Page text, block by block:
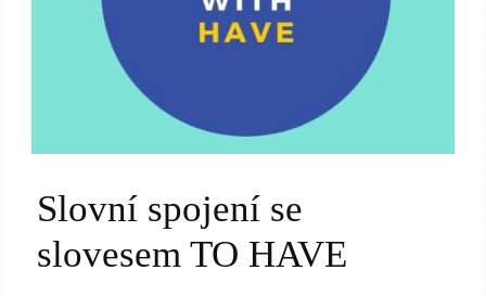
Slovní spojení se
slovesem TO HAVE